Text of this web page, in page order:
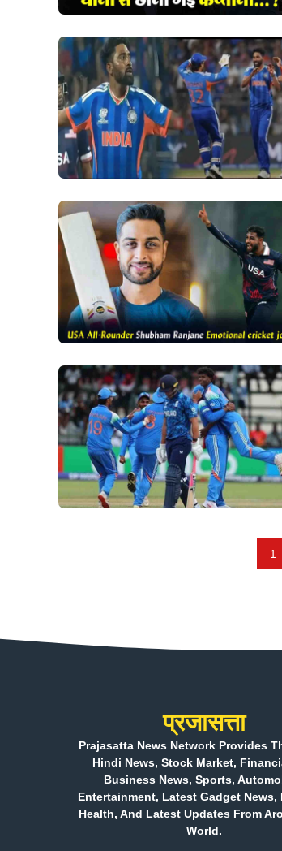
1
प्रजासत्ता
Prajasatta News Network Provides
Hindi News, Stock Market,
Business News, Sports,
Entertainment, Latest Gadget News,
Health, And Latest Updates From
World.